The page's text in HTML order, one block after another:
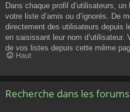
Dans chaque profil d’utilisateurs,
votre liste d’amis ou d’ignorés. De
directement des utilisateurs depuis
en saisissant leur nom d’utilisateur.
de vos listes depuis cette même
Haut
Recherche dans les forums